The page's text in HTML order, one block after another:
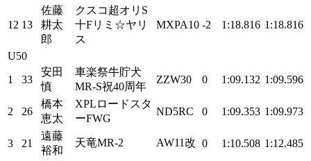
12 13
佐藤
耕太
郎
クスコ超オリS
十Fリミ☆ヤリ
ス
MXPA10 -2 1:18.816 1:18.816
U50
1
33
安田
慎
車楽祭牛貯犬
MR-S祝40周年
ZZW30 0 1:09.132 1:09.596
2 26
橋本
恵太
XPLロードスタ
ーFWG
ND5RC 0 1:09.353 1:09.973
3 21
遠藤
裕和
天竜MR-2 AW11改 0 1:10.508 1:12.485